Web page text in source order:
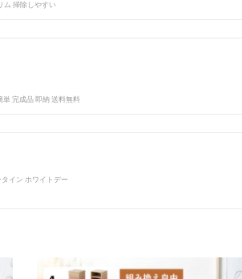
ム 掃除しやすい
単 完成品 即納 送料無料
イン ホワイトデー